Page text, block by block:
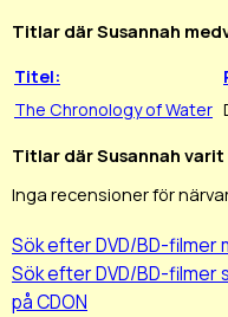
Titlar där Susannah
Titel:
The Chronology of Water
Titlar där Susannah
Inga recensioner för
Sök efter DVD/BD-filmer
Sök efter DVD/BD-filmer
på CDON